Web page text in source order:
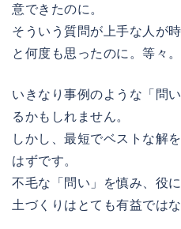
意できたのに。
そういう質問が上手な人が
と何度も思ったのに。等々。
いきなり事例のような「問
るかもしれません。
しかし、最短でベストな解
はずです。
不毛な「問い」を慎み、役
土づくりはとても有益ではな